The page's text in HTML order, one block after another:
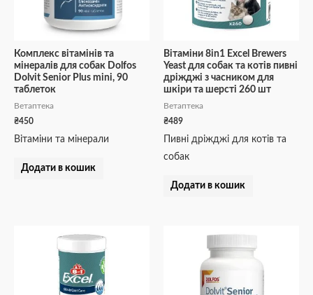
Комплекс вітамінів та
мінералів для собак Dolfos
Dolvit Senior Plus mini, 90
таблеток
Ветаптека
₴450
Вітаміни та мінерали
Додати в кошик
Вітаміни 8in1 Excel Brewers
Yeast для собак та котів пивні
дріжджі з часником для
шкіри та шерсті 260 шт
Ветаптека
₴489
Пивні дріжджі для котів та
собак
Додати в кошик